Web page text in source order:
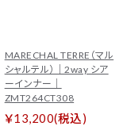
MARECHAL TERRE（マル
シャルテル）｜2way シア
ーインナー｜
ZMT264CT308
￥13,200(税込)